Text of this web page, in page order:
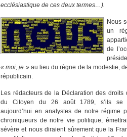
ecclésiastique de ces deux termes…).
Nous
un
de
« moi, je » au lieu du règne de la modestie,
républicain.
Les rédacteurs de la Déclaration des droits
du Citoyen du 26 août 1789, s’ils se
aujourd’hui en analystes de notre régime
chroniqueurs de notre vie politique,
sévère et nous diraient sûrement que la